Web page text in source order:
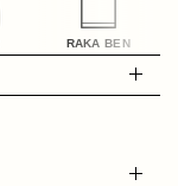
RAKA BEN